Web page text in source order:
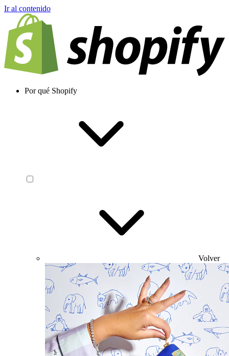
Ir al contenido
Por qué Shopify
Volver